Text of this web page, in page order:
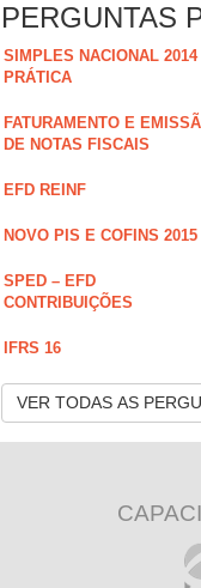
PERGUNTAS
SIMPLES NACIONAL 2014
PRÁTICA
FATURAMENTO E
DE NOTAS FISCAIS
EFD REINF
NOVO PIS E COFINS 2015
SPED – EFD
CONTRIBUIÇÕES
IFRS 16
VER TODAS AS